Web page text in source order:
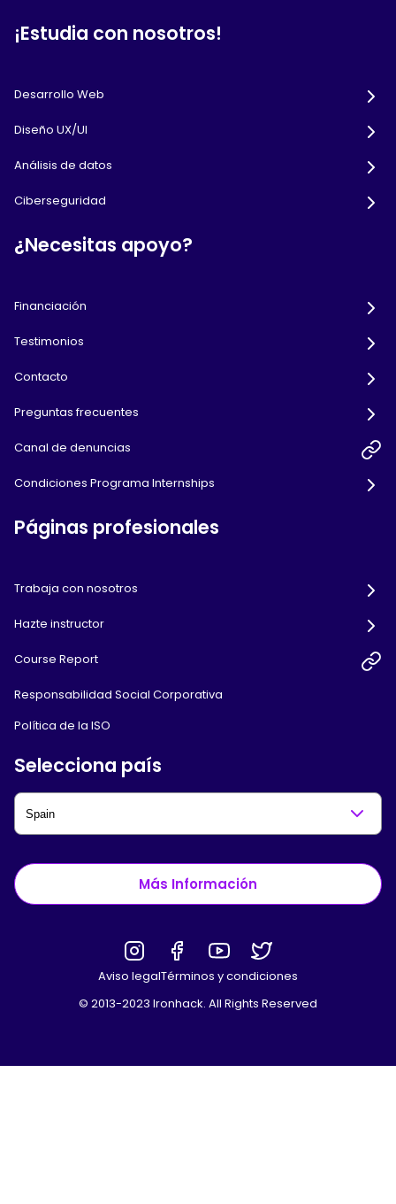
¡Estudia con nosotros!
Desarrollo Web
Diseño UX/UI
Análisis de datos
Ciberseguridad
¿Necesitas apoyo?
Financiación
Testimonios
Contacto
Preguntas frecuentes
Canal de denuncias
Condiciones Programa Internships
Páginas profesionales
Trabaja con nosotros
Hazte instructor
Course Report
Responsabilidad Social Corporativa
Política de la ISO
Selecciona país
Más Información
Aviso legalTérminos y condiciones
© 2013-2023 Ironhack. All Rights Reserved